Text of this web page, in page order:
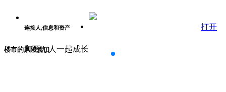
打开 连接人,信息和资产
和百万人一起成长
楼市的风陵渡口